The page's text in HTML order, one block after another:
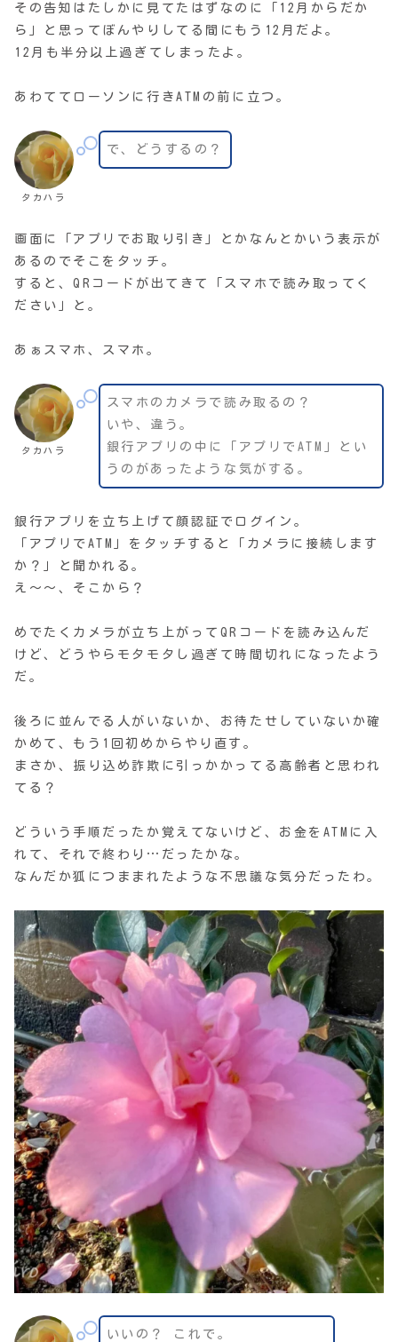
その告知はたしかに見てたはずなのに「12月からだか
ら」と思ってぼんやりしてる間にもう12月だよ。
12月も半分以上過ぎてしまったよ。
あわててローソンに行きATMの前に立つ。
タカハラ
で、どうするの？
画面に「アプリでお取り引き」とかなんとかいう表示が
あるのでそこをタッチ。
すると、QRコードが出てきて「スマホで読み取ってく
ださい」と。
あぁスマホ、スマホ。
タカハラ
スマホのカメラで読み取るの？
いや、違う。
銀行アプリの中に「アプリでATM」とい
うのがあったような気がする。
銀行アプリを立ち上げて顔認証でログイン。
「アプリでATM」をタッチすると「カメラに接続します
か？」と聞かれる。
え〜〜、そこから？
めでたくカメラが立ち上がってQRコードを読み込んだ
けど、どうやらモタモタし過ぎて時間切れになったよう
だ。
後ろに並んでる人がいないか、お待たせしていないか確
かめて、もう1回初めからやり直す。
まさか、振り込め詐欺に引っかかってる高齢者と思われ
てる？
どういう手順だったか覚えてないけど、お金をATMに入
れて、それで終わり…だったかな。
なんだか狐につままれたような不思議な気分だったわ。
いいの？ これで。